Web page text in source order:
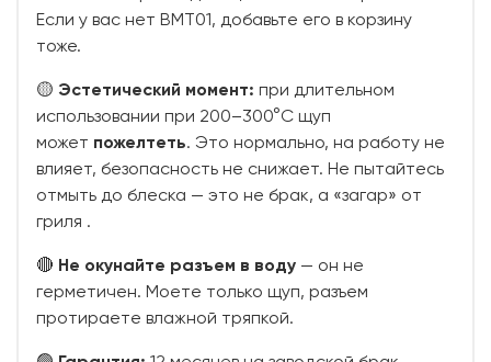
Если у вас нет BMT01, добавьте его в корзину
тоже.
🟡 Эстетический момент: при длительном
использовании при 200–300°C щуп
может пожелтеть. Это нормально, на работу не
влияет, безопасность не снижает. Не пытайтесь
отмыть до блеска — это не брак, а «загар» от
гриля .
🔴 Не окунайте разъем в воду — он не
герметичен. Моете только щуп, разъем
протираете влажной тряпкой.